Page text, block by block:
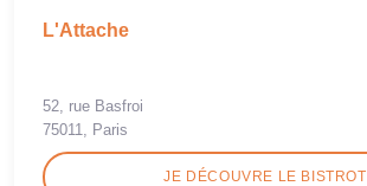
L'Attache
52, rue Basfroi
75011, Paris
JE DÉCOUVRE LE BISTROT